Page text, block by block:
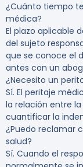
¿Cuánto tiempo
médica?
El plazo aplicable
del sujeto
que se conoce el
antes con un
¿Necesito un
Sí. El peritaje
la relación entre
cuantificar la
¿Puedo reclamar
salud?
Sí. Cuando el